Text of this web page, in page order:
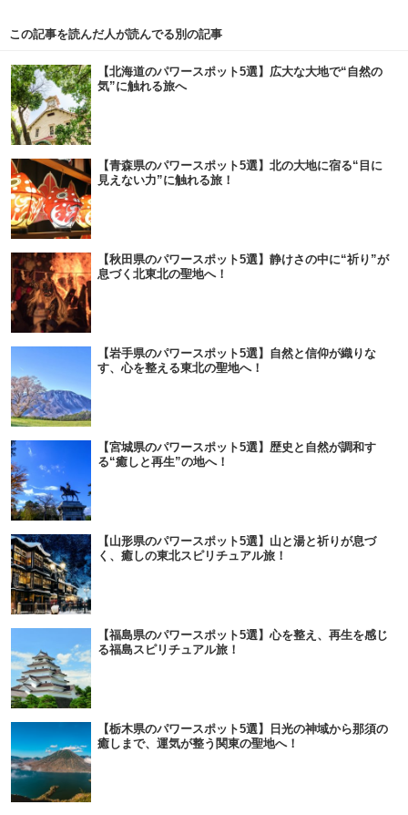
この記事を読んだ人が読んでる別の記事
【北海道のパワースポット5選】広大な大地で“自然の
気”に触れる旅へ
【青森県のパワースポット5選】北の大地に宿る“目に
見えない力”に触れる旅！
【秋田県のパワースポット5選】静けさの中に“祈り”が
息づく北東北の聖地へ！
【岩手県のパワースポット5選】自然と信仰が織りな
す、心を整える東北の聖地へ！
【宮城県のパワースポット5選】歴史と自然が調和す
る“癒しと再生”の地へ！
【山形県のパワースポット5選】山と湯と祈りが息づ
く、癒しの東北スピリチュアル旅！
【福島県のパワースポット5選】心を整え、再生を感じ
る福島スピリチュアル旅！
【栃木県のパワースポット5選】日光の神域から那須の
癒しまで、運気が整う関東の聖地へ！